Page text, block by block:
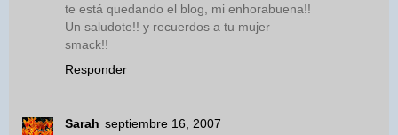
te está quedando el blog, mi enhorabuena!!
Un saludote!! y recuerdos a tu mujer
smack!!
Responder
Sarah septiembre 16, 2007